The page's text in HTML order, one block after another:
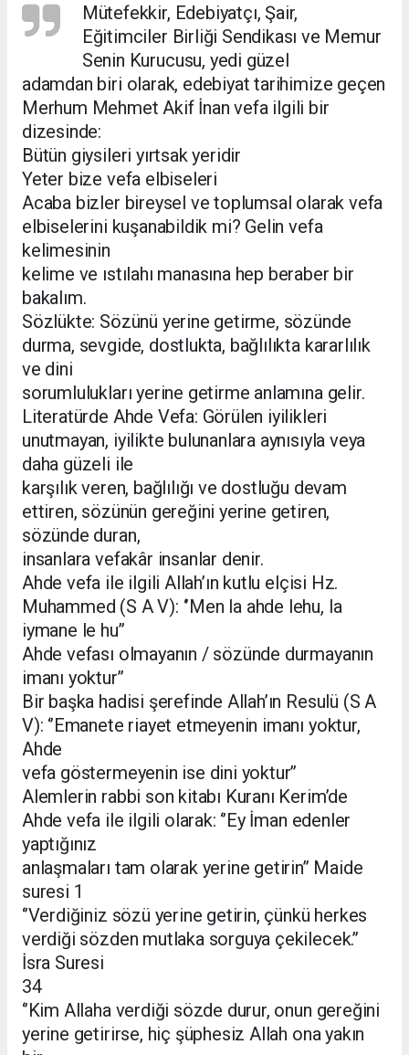
Mütefekkir, Edebiyatçı, Şair,
Eğitimciler Birliği Sendikası ve Memur
Senin Kurucusu, yedi güzel
adamdan biri olarak, edebiyat tarihimize geçen
Merhum Mehmet Akif İnan vefa ilgili bir
dizesinde:
Bütün giysileri yırtsak yeridir
Yeter bize vefa elbiseleri
Acaba bizler bireysel ve toplumsal olarak vefa
elbiselerini kuşanabildik mi? Gelin vefa
kelimesinin
kelime ve ıstılahı manasına hep beraber bir
bakalım.
Sözlükte: Sözünü yerine getirme, sözünde
durma, sevgide, dostlukta, bağlılıkta kararlılık
ve dini
sorumlulukları yerine getirme anlamına gelir.
Literatürde Ahde Vefa: Görülen iyilikleri
unutmayan, iyilikte bulunanlara aynısıyla veya
daha güzeli ile
karşılık veren, bağlılığı ve dostluğu devam
ettiren, sözünün gereğini yerine getiren,
sözünde duran,
insanlara vefakâr insanlar denir.
Ahde vefa ile ilgili Allah’ın kutlu elçisi Hz.
Muhammed (S A V): ‘’Men la ahde lehu, la
iymane le hu’’
Ahde vefası olmayanın / sözünde durmayanın
imanı yoktur’’
Bir başka hadisi şerefinde Allah’ın Resulü (S A
V): ‘’Emanete riayet etmeyenin imanı yoktur,
Ahde
vefa göstermeyenin ise dini yoktur’’
Alemlerin rabbi son kitabı Kuranı Kerim’de
Ahde vefa ile ilgili olarak: ‘’Ey İman edenler
yaptığınız
anlaşmaları tam olarak yerine getirin’’ Maide
suresi 1
‘’Verdiğiniz sözü yerine getirin, çünkü herkes
verdiği sözden mutlaka sorguya çekilecek.’’
İsra Suresi
34
‘’Kim Allaha verdiği sözde durur, onun gereğini
yerine getirirse, hiç şüphesiz Allah ona yakın